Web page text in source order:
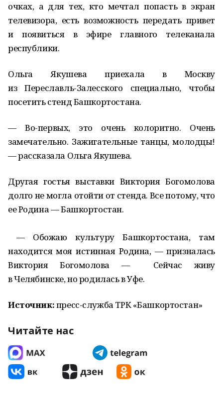
очках, а для тех, кто мечтал попасть в экран
телевизора, есть возможность передать привет
и появиться в эфире главного телеканала
республики.
Ольга Якушева приехала в Москву
из Переславль-Залесского специально, чтобы
посетить стенд Башкортостана.
— Во-первых, это очень колоритно. Очень
замечательно. Зажигательные танцы, молодцы!
— рассказала Ольга Якушева.
Другая гостья выставки Виктория Богомолова
долго не могла отойти от стенда. Все потому, что
ее Родина — Башкортостан.
— Обожаю культуру Башкортостана, там
находится моя истинная Родина, — призналась
Виктория Богомолова — Сейчас живу
в Челябинске, но родилась в Уфе.
Источник:пресс-служба ТРК «Башкортостан»
Читайте нас